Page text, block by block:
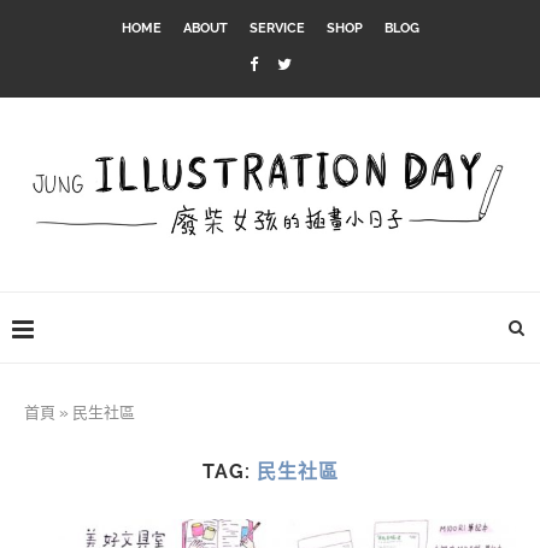
HOME ABOUT SERVICE SHOP BLOG
首頁 » 民生社區
TAG: 民生社區